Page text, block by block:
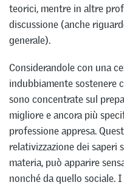
teorici, mentre in altre
discussione (anche
generale).
Considerandole con una
indubbiamente sostenere
sono concentrate sul
migliore e ancora più
professione appresa.
relativizzazione dei saperi
materia, può apparire
nonché da quello sociale.